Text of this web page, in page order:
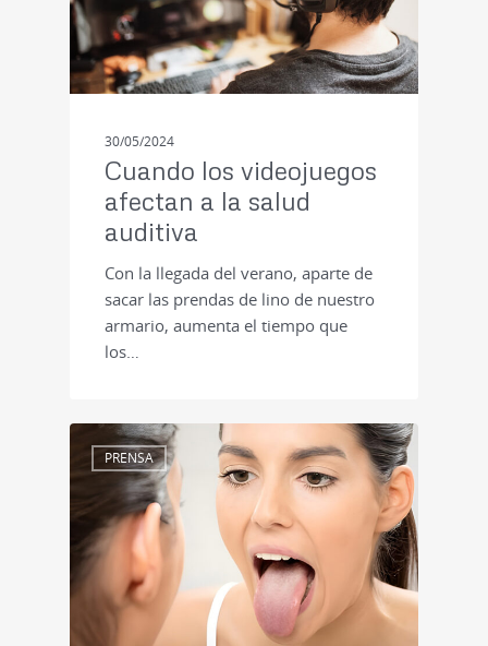
30/05/2024
Cuando los videojuegos
afectan a la salud
auditiva
Con la llegada del verano, aparte de
sacar las prendas de lino de nuestro
armario, aumenta el tiempo que
los…
PRENSA